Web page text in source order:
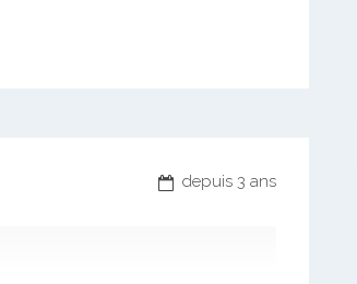
depuis 3 ans